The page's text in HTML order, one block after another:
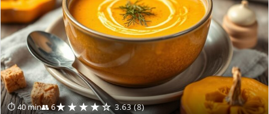
⏱ 40 min👥 6★★★★☆ 3.63 (8)